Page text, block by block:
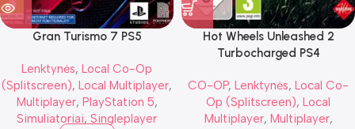
Gran Turismo 7 PS5
Lenktynės, Local Co-Op
(Splitscreen), Local Multiplayer,
Multiplayer, PlayStation 5,
Simuliatoriai, Singleplayer
Hot Wheels Unleashed 2
Turbocharged PS4
CO-OP, Lenktynės, Local Co-
Op (Splitscreen), Local
Multiplayer, Multiplayer,